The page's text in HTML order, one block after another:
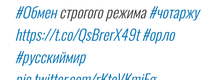
#Обменстрогого режима#чотаржу
https://t.co/QsBrerX49t#орло
#русскиймир